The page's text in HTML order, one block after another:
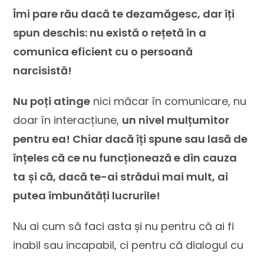
Îmi pare rău dacă te dezamăgesc, dar îți
spun deschis: nu există o rețetă în a
comunica eficient cu o persoană
narcisistă!
Nu poți atinge nici măcar în comunicare, nu
doar în interacțiune, un nivel mulțumitor
pentru ea! Chiar dacă îți spune sau lasă de
înțeles că ce nu funcționează e din cauza
ta și că, dacă te-ai strădui mai mult, ai
putea îmbunătăți lucrurile!
Nu ai cum să faci asta și nu pentru că ai fi
inabil sau incapabil, ci pentru că dialogul cu